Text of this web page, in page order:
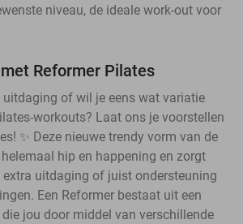
niveau, de ideale work-out voor
Reformer Pilates
uitdaging of wil je eens wat variatie
workouts? Laat ons je voorstellen
✨ Deze nieuwe trendy vorm van de
hip en happening en zorgt
extra uitdaging of juist ondersteuning
Een Reformer bestaat uit een
jou door middel van verschillende